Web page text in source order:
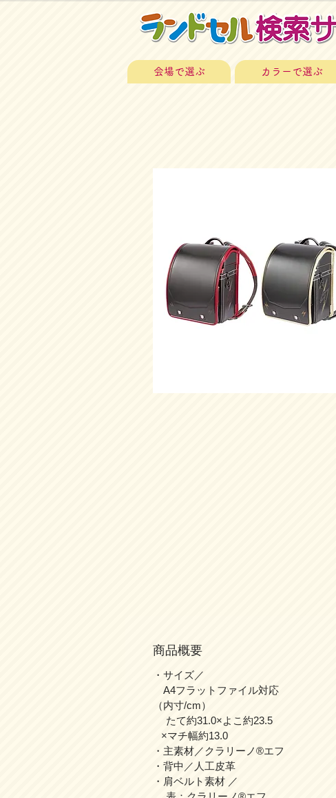
会場で選ぶ カラーで選ぶ
商品概要
・サイズ／
A4フラットファイル対応
（内寸/cm）
たて約31.0×よこ約23.5
×マチ幅約13.0
・主素材／クラリーノ®エフ
・背中／人工皮革
・肩ベルト素材 ／